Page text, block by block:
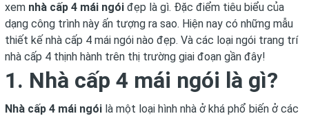
xem nhà cấp 4 mái ngói đẹp là gì. Đặc điểm tiêu biểu của
dạng công trình này ấn tượng ra sao. Hiện nay có những mẫu
thiết kế nhà cấp 4 mái ngói nào đẹp. Và các loại ngói trang trí
nhà cấp 4 thịnh hành trên thị trường giai đoạn gần đây!
1. Nhà cấp 4 mái ngói là gì?
Nhà cấp 4 mái ngói là một loại hình nhà ở khá phổ biến ở các